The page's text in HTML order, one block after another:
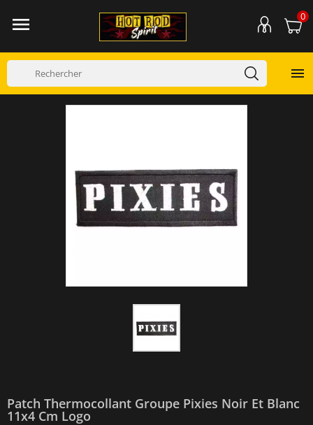
 0

Patch Thermocollant Groupe Pixies Noir Et Blanc
11x4 Cm Logo